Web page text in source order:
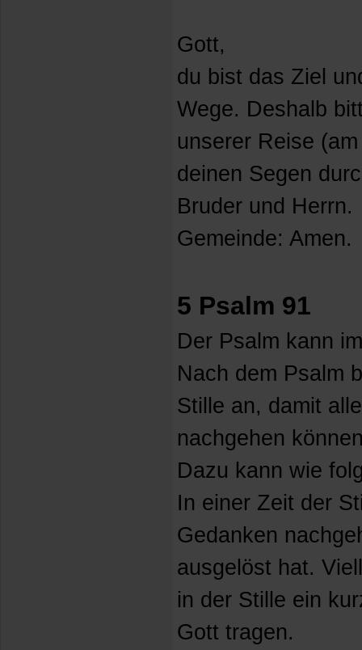
Gott,
du bist das Ziel
Wege. Deshalb
unserer Reise
deinen Segen
Bruder und Herrn.
Gemeinde: Amen.
5 Psalm 91
Der Psalm kann
Nach dem Psalm
Stille an, damit
nachgehen
Dazu kann wie
In einer Zeit der
Gedanken
ausgelöst hat.
in der Stille ein
Gott tragen.